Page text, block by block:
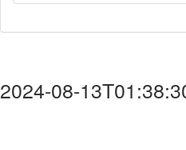
2024-08-